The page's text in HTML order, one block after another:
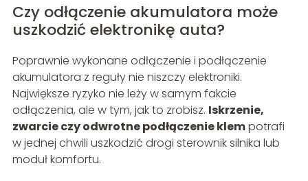
Czy odłączenie akumulatora może
uszkodzić elektronikę auta?
Poprawnie wykonane odłączenie i podłączenie
akumulatora z reguły nie niszczy elektroniki.
Największe ryzyko nie leży w samym fakcie
odłączenia, ale w tym, jak to zrobisz. Iskrzenie,
zwarcie czy odwrotne podłączenie klempotrafi
w jednej chwili uszkodzić drogi sterownik silnika lub
moduł komfortu.